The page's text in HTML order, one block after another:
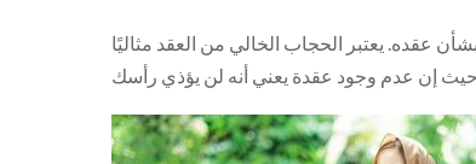
عقده. يعتبر الحجاب الخالي من العقد مثاليًا